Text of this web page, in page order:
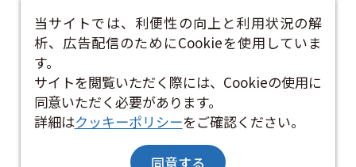
観光資料
お問い合わせフォーム
当サイトでは、利便性の向上と利用状況の解
析、広告配信のためにCookieを使用していま
す。
サイトを閲覧いただく際には、Cookieの使用に
同意いただく必要があります。
詳細はクッキーポリシーをご確認ください。
同意する